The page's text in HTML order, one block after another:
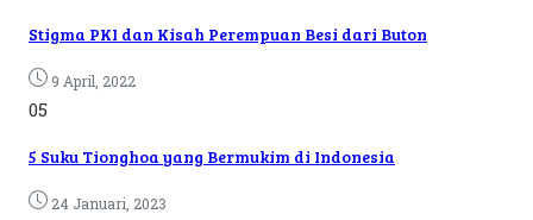
Stigma PKI dan Kisah Perempuan Besi dari Buton
9 April, 2022
05
5 Suku Tionghoa yang Bermukim di Indonesia
24 Januari, 2023